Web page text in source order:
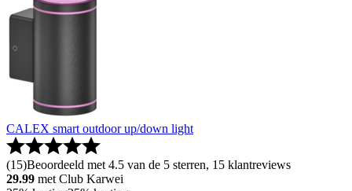
CALEX smart outdoor up/down light
(15)Beoordeeld met 4.5 van de 5 sterren, 15 klantreviews
29.99 met Club Karwei